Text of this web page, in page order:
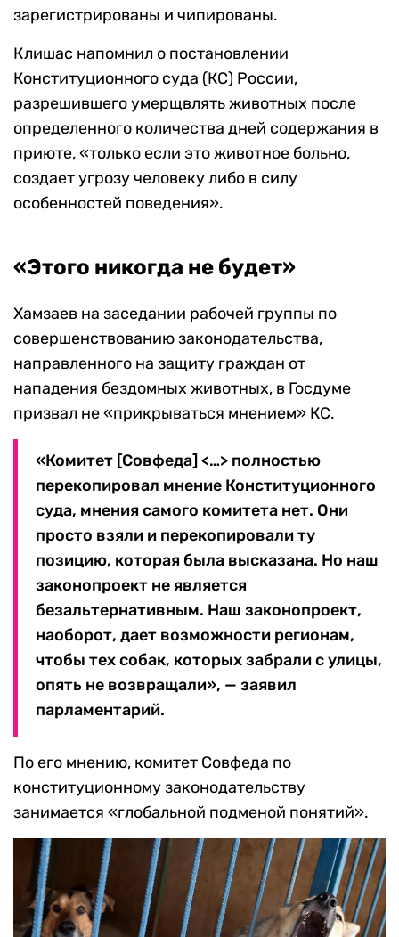
зарегистрированы и чипированы.
Клишас напомнил о постановлении
Конституционного суда (КС) России,
разрешившего умерщвлять животных после
определенного количества дней содержания в
приюте, «только если это животное больно,
создает угрозу человеку либо в силу
особенностей поведения».
«Этого никогда не будет»
Хамзаев на заседании рабочей группы по
совершенствованию законодательства,
направленного на защиту граждан от
нападения бездомных животных, в Госдуме
призвал не «прикрываться мнением» КС.
«Комитет [Совфеда] <…> полностью
перекопировал мнение Конституционного
суда, мнения самого комитета нет. Они
просто взяли и перекопировали ту
позицию, которая была высказана. Но наш
законопроект не является
безальтернативным. Наш законопроект,
наоборот, дает возможности регионам,
чтобы тех собак, которых забрали с улицы,
опять не возвращали», — заявил
парламентарий.
По его мнению, комитет Совфеда по
конституционному законодательству
занимается «глобальной подменой понятий».